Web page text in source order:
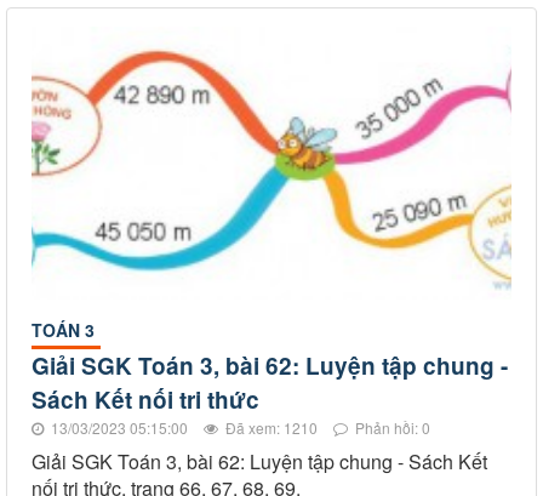
TOÁN 3
Giải SGK Toán 3, bài 62: Luyện tập chung -
Sách Kết nối tri thức
13/03/2023 05:15:00 Đã xem: 1210 Phản hồi: 0
Giải SGK Toán 3, bài 62: Luyện tập chung - Sách Kết
nối tri thức, trang 66, 67, 68, 69.